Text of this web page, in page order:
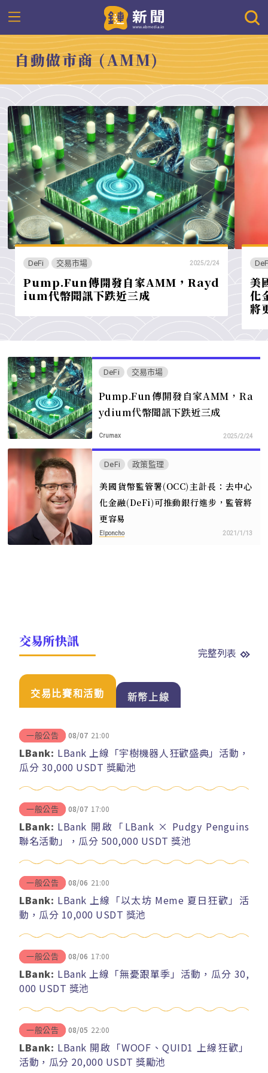
自動做市商 (AMM)
DeFi 交易市場 2025/2/24
Pump.Fun傳開發自家AMM，Rayd
ium代幣聞訊下跌近三成
美
化
將
DeFi 交易市場
Pump.Fun傳開發自家AMM，Ra
ydium代幣聞訊下跌近三成
Crumax 2025/2/24
DeFi 政策監理
美國貨幣監管署(OCC)主計長：去中心
化金融(DeFi)可推動銀行進步，監管將
更容易
Elponcho 2021/1/13
交易所快訊
完整列表
交易比賽和活動 新幣上線
一般公告 08/07 21:00
LBank: LBank 上線「宇樹機器人狂歡盛典」活動，
瓜分 30,000 USDT 獎勵池
一般公告 08/07 17:00
LBank: LBank 開啟「LBank × Pudgy Penguins
聯名活動」，瓜分 500,000 USDT 獎池
一般公告 08/06 21:00
LBank: LBank 上線「以太坊 Meme 夏日狂歡」活
動，瓜分 10,000 USDT 獎池
一般公告 08/06 17:00
LBank: LBank 上線「無憂跟單季」活動，瓜分 30,
000 USDT 獎池
一般公告 08/05 22:00
LBank: LBank 開啟「WOOF、QUID1 上線狂歡」
活動，瓜分 20,000 USDT 獎勵池